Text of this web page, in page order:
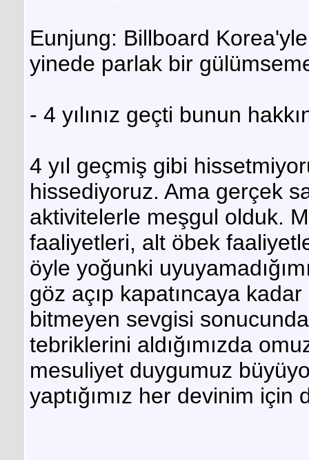
Eunjung: Billboard Korea'yle
yinede parlak bir
- 4 yılınız geçti bunun
4 yıl geçmiş gibi
hissediyoruz. Ama gerçek
aktivitelerle meşgul olduk.
faaliyetleri, alt öbek
öyle yoğunki
göz açıp kapatıncaya
bitmeyen sevgisi sonucunda
tebriklerini aldığımızda
mesuliyet duygumuz
yaptığımız her devinim için